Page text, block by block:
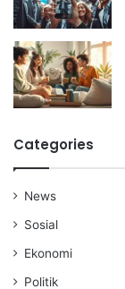
Categories
News
Sosial
Ekonomi
Politik